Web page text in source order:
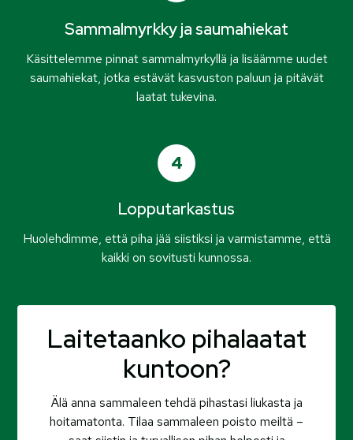
Sammalmyrkky ja saumahiekat
Käsittelemme pinnat sammalmyrkyllä ja lisäämme uudet
saumahiekat, jotka estävät kasvuston paluun ja pitävät
laatat tukevina.
4
Lopputarkastus
Huolehdimme, että piha jää siistiksi ja varmistamme, että
kaikki on sovitusti kunnossa.
Laitetaanko pihalaatat
kuntoon?
Älä anna sammaleen tehdä pihastasi liukasta ja
hoitamatonta. Tilaa sammaleen poisto meiltä –